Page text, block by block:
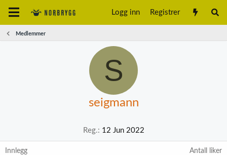
Logg inn Registrer
Medlemmer
S
seigmann
Reg. 12 Jun 2022
Innlegg Antall liker